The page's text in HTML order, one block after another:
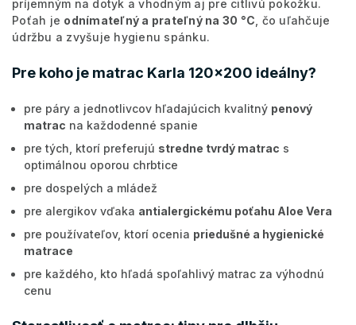
príjemným na dotyk a vhodným aj pre citlivú pokožku.
Poťah je odnímateľný a prateľný na 30 °C , čo uľahčuje
údržbu a zvyšuje hygienu spánku.
Pre koho je matrac Karla 120x200 ideálny?
pre páry a jednotlivcov hľadajúcich kvalitný penový
matrac na každodenné spanie
pre tých, ktorí preferujú stredne tvrdý matrac s
optimálnou oporou chrbtice
pre dospelých a mládež
pre alergikov vďaka antialergickému poťahu Aloe Vera
pre používateľov, ktorí ocenia priedušné a hygienické
matrace
pre každého, kto hľadá spoľahlivý matrac za výhodnú
cenu